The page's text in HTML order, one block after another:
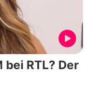
bei RTL? Der